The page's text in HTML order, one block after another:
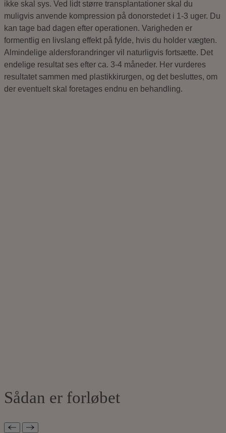
ikke skal sys. Ved lidt større transplantationer skal du
muligvis anvende kompression på donorstedet i 1-3 uger. Du
kan tage bad dagen efter operationen. Varigheden er
formentlig en livslang effekt på fylde, hvis du holder vægten.
Almindelige aldersforandringer vil naturligvis fortsætte. Det
endelige resultat ses efter ca. 3-4 måneder. Her vurderes
resultatet sammen med plastikkirurgen, og det besluttes, om
der eventuelt skal foretages endnu en behandling.
Sådan er forløbet